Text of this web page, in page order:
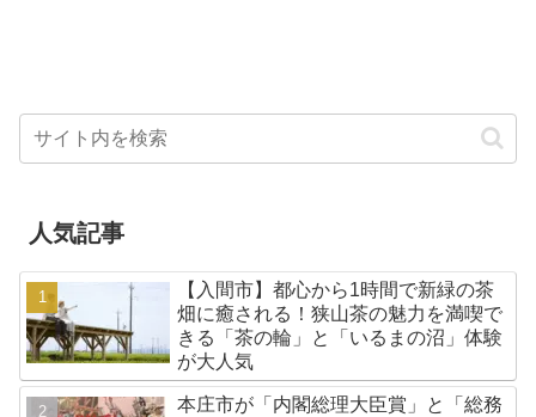
人気記事
【入間市】都心から1時間で新緑の茶
畑に癒される！狭山茶の魅力を満喫で
きる「茶の輪」と「いるまの沼」体験
が大人気
本庄市が「内閣総理大臣賞」と「総務